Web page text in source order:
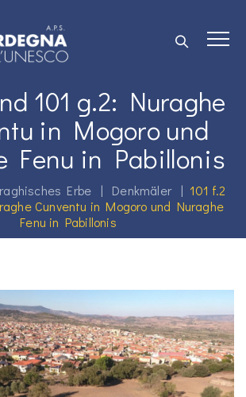
101 g.2: Nuraghe
in Mogoro und
Fenu in Pabillonis
Erbe | Denkmäler| 101 f.2
Cunventu in Mogoro und Nuraghe
Fenu in Pabillonis